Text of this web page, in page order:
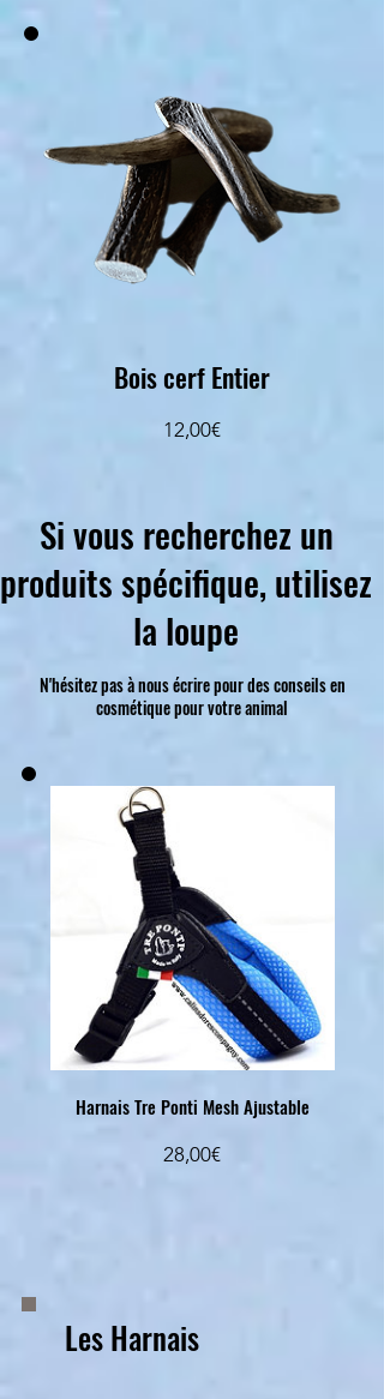
Bois cerf Entier
12,00€Prezzo
Si vous recherchez un
produits spécifique, utilisez
la loupe
N'hésitez pas à nous écrire pour des conseils en
cosmétique pour votre animal
Harnais Tre Ponti Mesh Ajustable
28,00€Prezzo
Les Harnais